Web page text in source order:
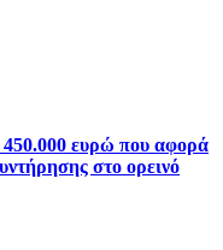
ευρώ που αφορά
στο ορεινό